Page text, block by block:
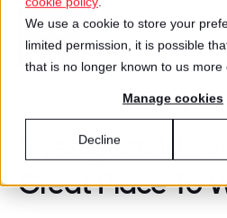
We use a cookie to store your
limited permission, it is possible
that is no longer known to us more
Manage cookies
Decline
VOOR ORGANISATIES
Wat is certificering?
Diensten
Over Great Place To Work
5 veelgestelde
Great Place To